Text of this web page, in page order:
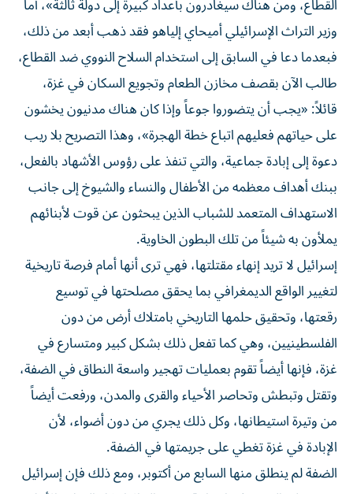
وزير التراث الإسرائيلي أميحاي إلياهو فقد ذهب أبعد من ذلك،
فبعدما دعا في السابق إلى استخدام السلاح النووي ضد القطاع،
طالب الآن بقصف مخازن الطعام وتجويع السكان في غزة،
قائلاً: «يجب أن يتضوروا جوعاً وإذا كان هناك مدنيون يخشون
على حياتهم فعليهم اتباع خطة الهجرة»، وهذا التصريح بلا ريب
دعوة إلى إبادة جماعية، والتي تنفذ على رؤوس الأشهاد بالفعل،
ببنك أهداف معظمه من الأطفال والنساء والشيوخ إلى جانب
الاستهداف المتعمد للشباب الذين يبحثون عن قوت لأبنائهم
يملأون به شيئاً من تلك البطون الخاوية.
إسرائيل لا تريد إنهاء مقتلتها، فهي ترى أنها أمام فرصة تاريخية
لتغيير الواقع الديمغرافي بما يحقق مصلحتها في توسيع
رقعتها، وتحقيق حلمها التاريخي بامتلاك أرض من دون
الفلسطينيين، وهي كما تفعل ذلك بشكل كبير ومتسارع في
غزة، فإنها أيضاً تقوم بعمليات تهجير واسعة النطاق في الضفة،
وتقتل وتبطش وتحاصر الأحياء والقرى والمدن، ورفعت أيضاً
من وتيرة استيطانها، وكل ذلك يجري من دون أضواء، لأن
الإبادة في غزة تغطي على جريمتها في الضفة.
الضفة لم ينطلق منها السابع من أكتوبر، ومع ذلك فإن إسرائيل